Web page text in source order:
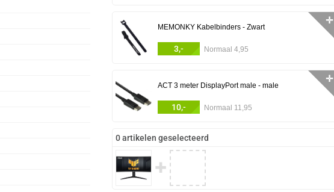
MEMONKY Kabelbinders - Zwart
3,- Normaal 4,95
✛
ACT 3 meter DisplayPort male - male
10,- Normaal 11,95
✛
0 artikelen geselecteerd
✚